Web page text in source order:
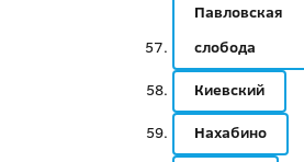
Павловская
слобода
Киевский
Нахабино